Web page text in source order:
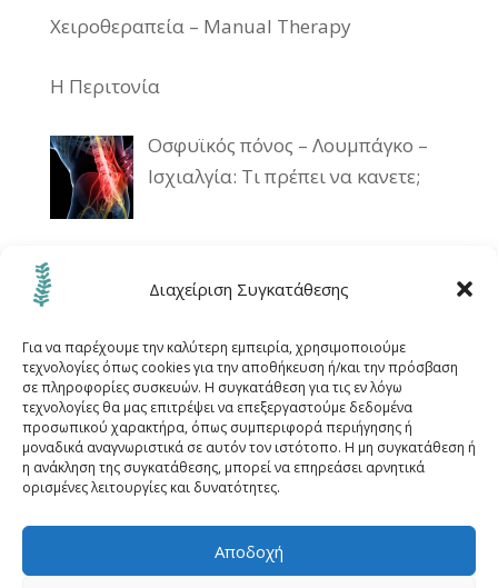
Διαχείριση Συγκατάθεσης
Για να παρέχουμε την καλύτερη εμπειρία, χρησιμοποιούμε
τεχνολογίες όπως cookies για την αποθήκευση ή/και την πρόσβαση
σε πληροφορίες συσκευών. Η συγκατάθεση για τις εν λόγω
τεχνολογίες θα μας επιτρέψει να επεξεργαστούμε δεδομένα
προσωπικού χαρακτήρα, όπως συμπεριφορά περιήγησης ή
μοναδικά αναγνωριστικά σε αυτόν τον ιστότοπο. Η μη συγκατάθεση ή
η ανάκληση της συγκατάθεσης, μπορεί να επηρεάσει αρνητικά
ορισμένες λειτουργίες και δυνατότητες.
Αποδοχή
Χειροθεραπεία – Manual Therapy
Η Περιτονία
Οσφυϊκός πόνος – Λουμπάγκο –
Ισχιαλγία: Τι πρέπει να κανετε;
Καλοκαιρνοί πόνοι…
Αρχική Μεθόδοι
Καπερνάρος Μάνος
Ο χώρος
Σύνδεσμοι Blog
Επικοινωνία
Πολιτική Cookies (ΕΕ)